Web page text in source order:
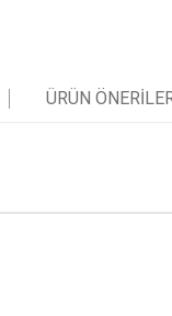
ÜRÜN